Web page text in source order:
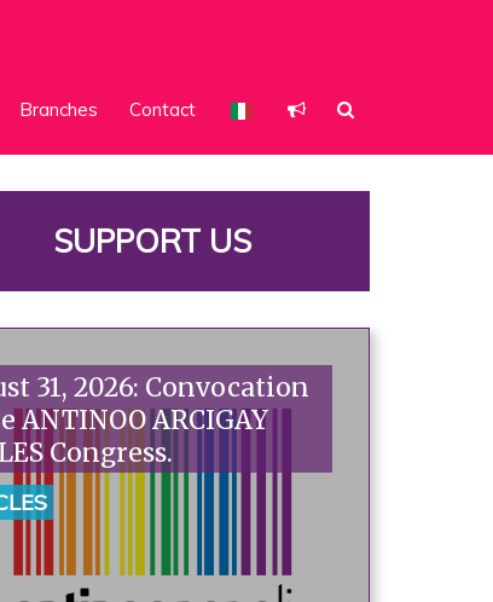
Branches Contact
SUPPORT US
31, 2026: Convocation
ANTINOO ARCIGAY
Congress.